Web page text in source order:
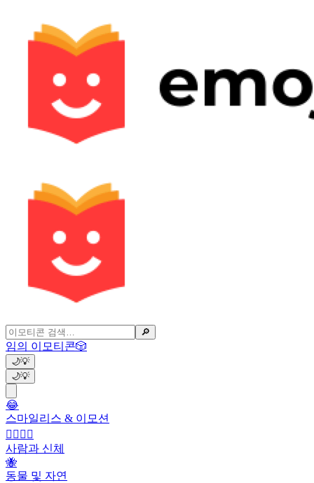
🔎
임의 이모티콘🎲
🌙💡
🌙💡
😂
스마일리스 & 이모션
👩‍❤️‍💋‍👨
사람과 신체
🐝
동물 및 자연